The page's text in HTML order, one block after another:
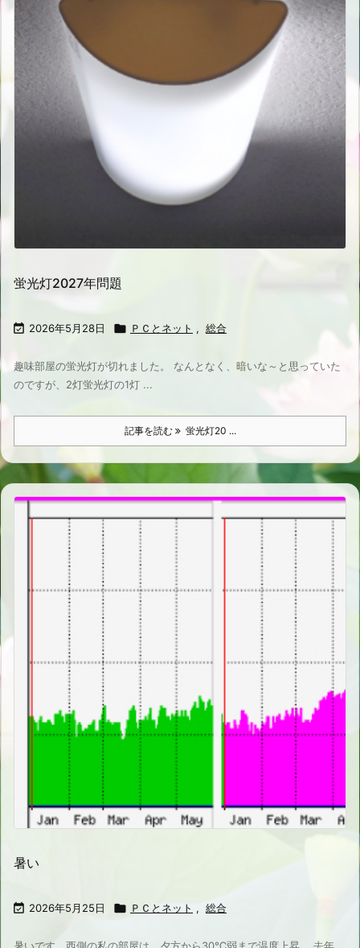
蛍光灯2027年問題
 2026年5月28日  ＰＣとネット , 総合
趣味部屋の蛍光灯が切れました。 なんとなく、暗いな～と思っていた
のですが、2灯蛍光灯の1灯 ...
記事を読む 蛍光灯20 ...
暑い
 2026年5月25日  ＰＣとネット , 総合
暑いです、西側の私の部屋は、夕方から30℃弱まで温度上昇。 去年